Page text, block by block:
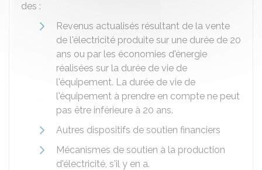
des :
Revenus actualisés résultant de la vente
de l'électricité produite sur une durée de 20
ans ou par les économies d'énergie
réalisées sur la durée de vie de
l'équipement. La durée de vie de
l'équipement à prendre en compte ne peut
pas être inférieure à 20 ans.
Autres dispositifs de soutien financiers
Mécanismes de soutien à la production
d'électricité, s'il y en a.